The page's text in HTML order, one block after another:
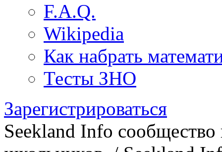
F.A.Q.
Wikipedia
Как набрать
Тесты ЗНО
Зарегистрироваться
Seekland Info